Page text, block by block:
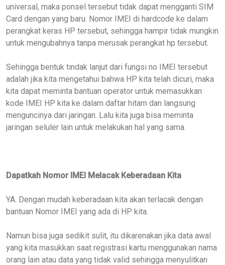
universal, maka ponsel tersebut tidak dapat mengganti SIM
Card dengan yang baru. Nomor IMEI di hardcode ke dalam
perangkat keras HP tersebut, sehingga hampir tidak mungkin
untuk mengubahnya tanpa merusak perangkat hp tersebut
Sehingga bentuk tindak lanjut dari fungsi no IMEI tersebut
adalah jika kita mengetahui bahwa HP kita telah dicuri, maka
kita dapat meminta bantuan operator untuk memasukkan
kode IMEI HP kita ke dalam daftar hitam dan langsung
menguncinya dari jaringan. Lalu kita juga bisa meminta
jaringan seluler lain untuk melakukan hal yang sama.
Dapatkah Nomor IMEI Melacak Keberadaan Kita
YA. Dengan mudah keberadaan kita akan terlacak dengan
bantuan Nomor IMEI yang ada di HP kita.
Namun bisa juga sedikit sulit, itu dikarenakan jika data awal
yang kita masukkan saat registrasi kartu menggunakan nama
orang lain atau data yang tidak valid sehingga menyulitkan